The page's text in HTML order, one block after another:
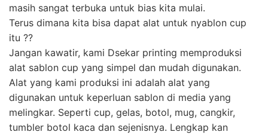
masih sangat terbuka untuk bias kita mulai.
Terus dimana kita bisa dapat alat untuk nyablon cup
itu ??
Jangan kawatir, kami Dsekar printing memproduksi
alat sablon cup yang simpel dan mudah digunakan.
Alat yang kami produksi ini adalah alat yang
digunakan untuk keperluan sablon di media yang
melingkar. Seperti cup, gelas, botol, mug, cangkir,
tumbler botol kaca dan sejenisnya. Lengkap kan